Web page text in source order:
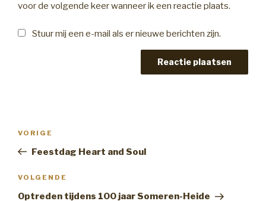
voor de volgende keer wanneer ik een reactie plaats.
Stuur mij een e-mail als er nieuwe berichten zijn.
Vorig
bericht
VORIGE
Feestdag Heart and Soul
Volgend
bericht
VOLGENDE
Optreden tijdens 100 jaar Someren-Heide